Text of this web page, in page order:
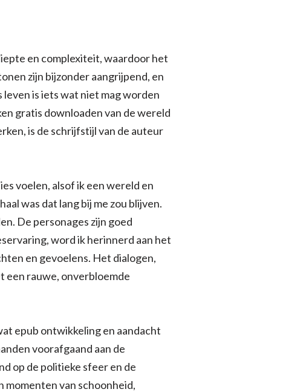
en complexiteit, waardoor het
zijn bijzonder aangrijpend, en
is iets wat niet mag worden
gratis downloaden van de wereld
is de schrijfstijl van de auteur
voelen, alsof ik een wereld en
was dat lang bij me zou blijven.
De personages zijn goed
word ik herinnerd aan het
en gevoelens. Het dialogen,
een rauwe, onverbloemde
epub ontwikkeling en aandacht
voorafgaand aan de
op de politieke sfeer en de
momenten van schoonheid,